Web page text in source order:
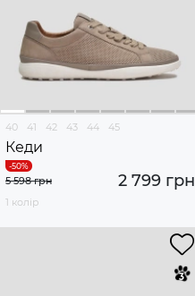
40 41 42 43 44 45
Кеди
2 799 грн
5 598 грн
1 колір